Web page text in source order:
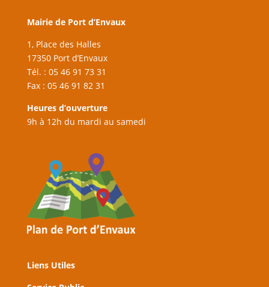
Mairie de Port d’Envaux
1, Place des Halles
17350 Port d’Envaux
Tél. : 05 46 91 73 31
Fax : 05 46 91 82 31
Heures d’ouverture
9h à 12h du mardi au samedi
Liens Utiles